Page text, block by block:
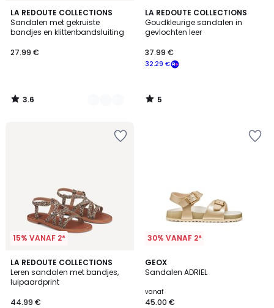
LA REDOUTE COLLECTIONS
Sandalen met gekruiste
bandjes en klittenbandsluiting
27.99 €
3.6
/ 5
2
Kleuren
3.6
/
LA REDOUTE COLLECTIONS
Goudkleurige sandalen in
gevlochten leer
32.29 €
37.99 €
5
/
5
5
/
15% VANAF 2*
LA REDOUTE COLLECTIONS
Leren sandalen met bandjes,
luipaardprint
44.99 €
1
/
5
30% VANAF 2*
GEOX
Sandalen ADRIEL
vanaf
45.00 €